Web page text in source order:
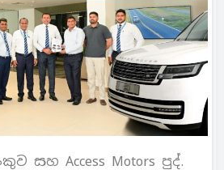
සහ Access Motors පුද්.